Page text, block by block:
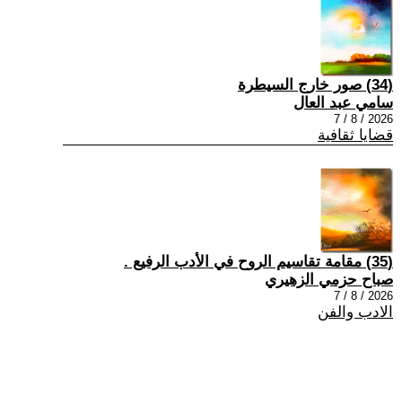
(34) صور خارج السيطرة
سامي عبد العال
2026 / 8 / 7
قضايا ثقافية
(35) مقامة تقاسيم الروح في الأدب الرفيع .
صباح حزمي الزهيري
2026 / 8 / 7
الادب والفن